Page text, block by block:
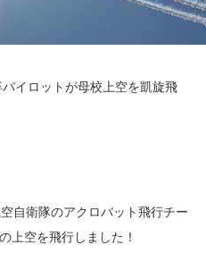
イロットが母校上空を凱旋飛
自衛隊のアクロバット飛行チー
上空を飛行しました！